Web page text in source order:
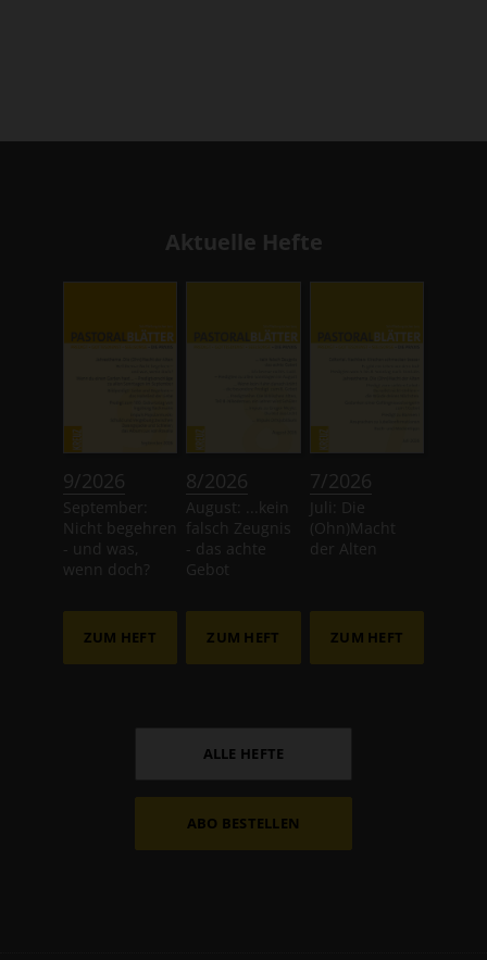
Aktuelle Hefte
9/2026
September:
Nicht begehren
- und was,
wenn doch?
ZUM HEFT
8/2026
August: ...kein
falsch Zeugnis
- das achte
Gebot
ZUM HEFT
7/2026
Juli: Die
(Ohn)Macht
der Alten
ZUM HEFT
ALLE HEFTE
ABO BESTELLEN